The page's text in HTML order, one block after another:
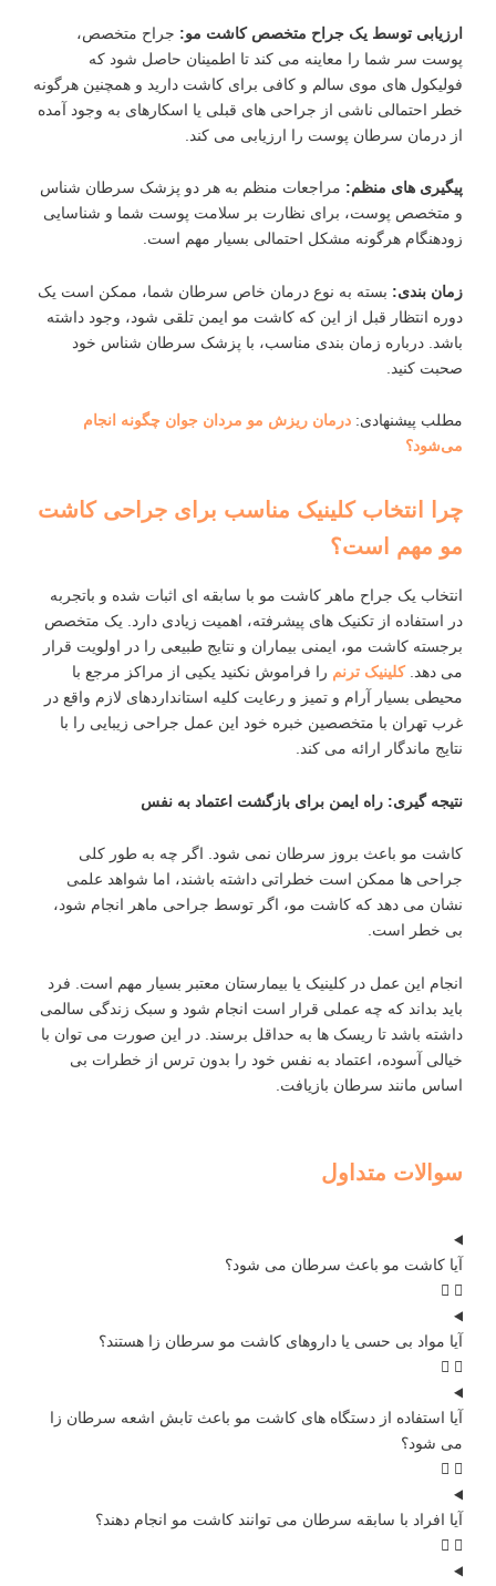
ارزیابی توسط یک جراح متخصص کاشت مو: جراح متخصص،
پوست سر شما را معاینه می ‌کند تا اطمینان حاصل شود که
فولیکول‌ های موی سالم و کافی برای کاشت دارید و همچنین هرگونه
خطر احتمالی ناشی از جراحی ‌های قبلی یا اسکارهای به‌ وجود آمده
از درمان سرطان پوست را ارزیابی می ‌کند.
پیگیری ‌های منظم: مراجعات منظم به هر دو پزشک سرطان ‌شناس
و متخصص پوست، برای نظارت بر سلامت پوست شما و شناسایی
زودهنگام هرگونه مشکل احتمالی بسیار مهم است.
زمان ‌بندی: بسته به نوع درمان خاص سرطان شما، ممکن است یک
دوره انتظار قبل از این که کاشت مو ایمن تلقی شود، وجود داشته
باشد. درباره زمان ‌بندی مناسب، با پزشک سرطان‌ شناس خود
صحبت کنید.
مطلب پیشنهادی: درمان ریزش مو مردان جوان چگونه انجام
می‌شود؟
چرا انتخاب کلینیک مناسب برای جراحی کاشت
مو مهم است؟
انتخاب یک جراح ماهر کاشت مو با سابقه‌ ای اثبات‌ شده و باتجربه
در استفاده از تکنیک‌ های پیشرفته، اهمیت زیادی دارد. یک متخصص
برجسته کاشت مو، ایمنی بیماران و نتایج طبیعی را در اولویت قرار
می‌ دهد.کلینیک ترنم را فراموش نکنید یکیی از مراکز مرجع با
محیطی بسیار آرام و تمیز و رعایت کلیه استانداردهای لازم واقع در
غرب تهران با متخصصین خبره خود این عمل جراحی زیبایی را با
نتایج ماندگار ارائه می کند.
نتیجه ‌گیری: راه ایمن برای بازگشت اعتماد به نفس
کاشت مو باعث بروز سرطان نمی ‌شود. اگر چه به طور کلی
جراحی ‌ها ممکن است خطراتی داشته باشند، اما شواهد علمی
نشان می ‌دهد که کاشت مو، اگر توسط جراحی ماهر انجام شود،
بی‌ خطر است.
انجام این عمل در کلینیک یا بیمارستان معتبر بسیار مهم است. فرد
باید بداند که چه عملی قرار است انجام شود و سبک زندگی سالمی
داشته باشد تا ریسک ‌ها به حداقل برسند. در این صورت می ‌توان با
خیالی آسوده، اعتماد به نفس خود را بدون ترس از خطرات بی
‌اساس مانند سرطان بازیافت.
سوالات متداول
آیا کاشت مو باعث سرطان می شود؟
آیا مواد بی حسی یا داروهای کاشت مو سرطان زا هستند؟
آیا استفاده از دستگاه های کاشت مو باعث تابش اشعه سرطان زا
می شود؟
آیا افراد با سابقه سرطان می توانند کاشت مو انجام دهند؟